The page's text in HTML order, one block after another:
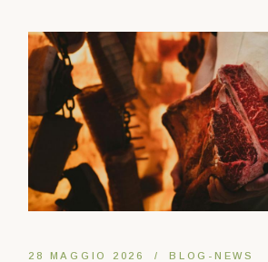
28 MAGGIO 2026 BLOG-NEWS